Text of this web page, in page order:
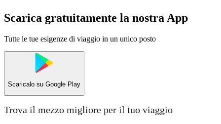
Scarica gratuitamente la nostra App
Tutte le tue esigenze di viaggio in un unico posto
Scaricalo su Google Play
Trova il mezzo migliore per il tuo viaggio